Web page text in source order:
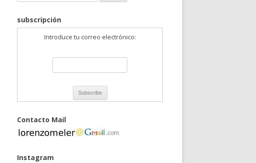
subscripción
Introduce tu correo electrónico:
Contacto Mail
Instagram